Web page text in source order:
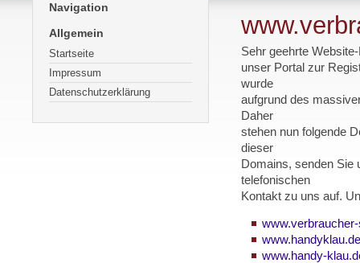
Navigation
Allgemein
Startseite
Impressum
Datenschutzerklärung
Sehr geehrte
unser Portal zur
wurde
aufgrund des
Daher
stehen nun folgende
dieser
Domains, senden Sie
telefonischen
Kontakt zu uns auf.
www.handyklau.de
www.handy-